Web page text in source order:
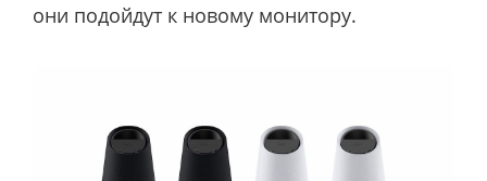
они подойдут к новому монитору.